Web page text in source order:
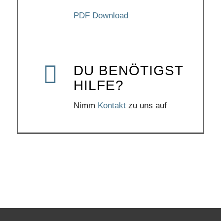
PDF Download
DU BENÖTIGST
HILFE?
Nimm Kontaktzu uns auf